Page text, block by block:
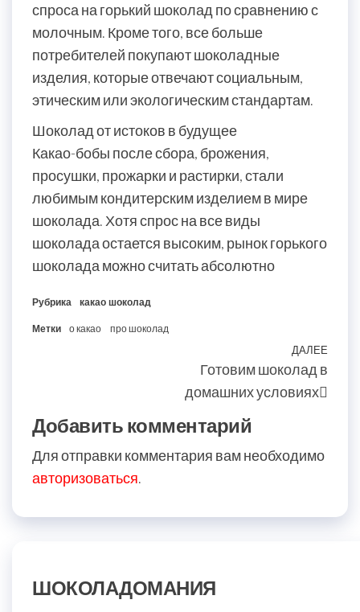
спроса на горький шоколад по сравнению с
молочным. Кроме того, все больше
потребителей покупают шоколадные
изделия, которые отвечают социальным,
этическим или экологическим стандартам.
Шоколад от истоков в будущее
Какао-бобы после сбора, брожения,
просушки, прожарки и растирки, стали
любимым кондитерским изделием в мире
шоколада. Хотя спрос на все виды
шоколада остается высоким, рынок горького
шоколада можно считать абсолютно
Рубрика какао шоколад
Метки о какао про шоколад
ДАЛЕЕ
Готовим шоколад в
домашних условиях
Добавить комментарий
Для отправки комментария вам необходимо
авторизоваться.
ШОКОЛАДОМАНИЯ